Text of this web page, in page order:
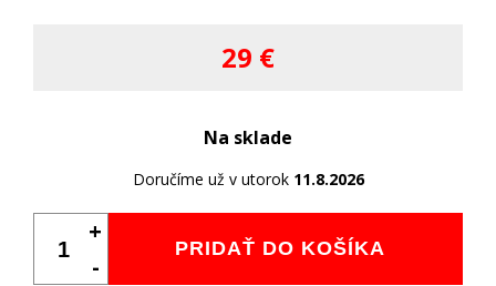
29 €
Na sklade
Doručíme už v utorok 11.8.2026
PRIDAŤ DO KOŠÍKA
+
-